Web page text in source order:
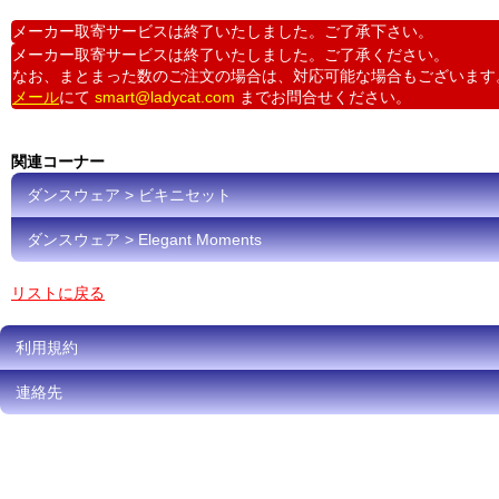
メーカー取寄サービスは終了いたしました。ご了承下さい。
メーカー取寄サービスは終了いたしました。ご了承ください。
なお、まとまった数のご注文の場合は、対応可能な場合もございます
メールにて smart@ladycat.com までお問合せください。
関連コーナー
ダンスウェア > ビキニセット
ダンスウェア > Elegant Moments
リストに戻る
利用規約
連絡先